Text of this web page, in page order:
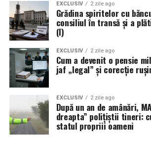
EXCLUSIV 2 zile ago
Grădina spiritelor cu
consiliul în transă și a
(I)
EXCLUSIV 2 zile ago
Cum a devenit o pensie
jaf „legal” și corecție
EXCLUSIV 2 zile ago
După un an de amânări,
dreapta” polițiștii tineri:
statul propriii oameni